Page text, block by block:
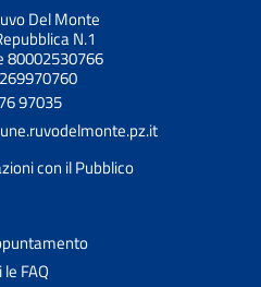
Del Monte
N.1
80002530766
97035
con il Pubblico
FAQ